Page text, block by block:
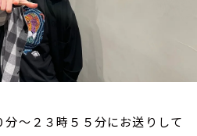
分～２３時５５分にお送りして